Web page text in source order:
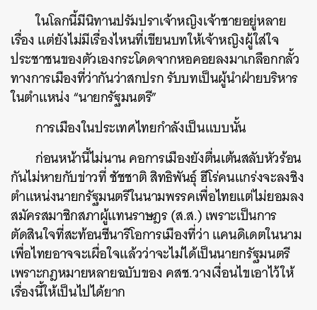
ในโลกนี้มีนิทานปรัมปราเจ้าหญิงเจ้าชายอยู่หลาย
เรื่อง แต่ยังไม่มีเรื่องไหนที่เขียนบทให้เจ้าหญิงผู้ใส่ใจ
ประชาชนของตัวเองกระโดดจากหอคอยลงมาเกลือกกลั้ว
ทางการเมืองที่ว่ากันว่าสกปรก รับบทเป็นผู้นำฝ่ายบริหาร
ในตำแหน่ง “นายกรัฐมนตรี”
การเมืองในประเทศไทยกำลังเป็นแบบนั้น
ก่อนหน้านี้ไม่นาน คอการเมืองยังตื่นเต้นสลับหัวร้อน
กันไม่หายกับข่าวที่ ชัชชาติ สิทธิพันธุ์ ฮีโร่คนแกร่งจะลงชิง
ตำแหน่งนายกรัฐมนตรีในนามพรรคเพื่อไทยแต่ไม่ยอมลง
สมัครสมาชิกสภาผู้แทนราษฎร (ส.ส.) เพราะเป็นการ
ตัดสินใจที่สะท้อนซีนาริโอการเมืองที่ว่า แคนดิเดตในนาม
เพื่อไทยอาจจะเผื่อใจแล้วว่าจะไม่ได้เป็นนายกรัฐมนตรี
เพราะกฎหมายหลายฉบับของ คสช.วางเงื่อนไขเอาไว้ให้
เรื่องนี้ให้เป็นไปได้ยาก